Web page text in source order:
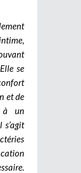
se
et de
à un